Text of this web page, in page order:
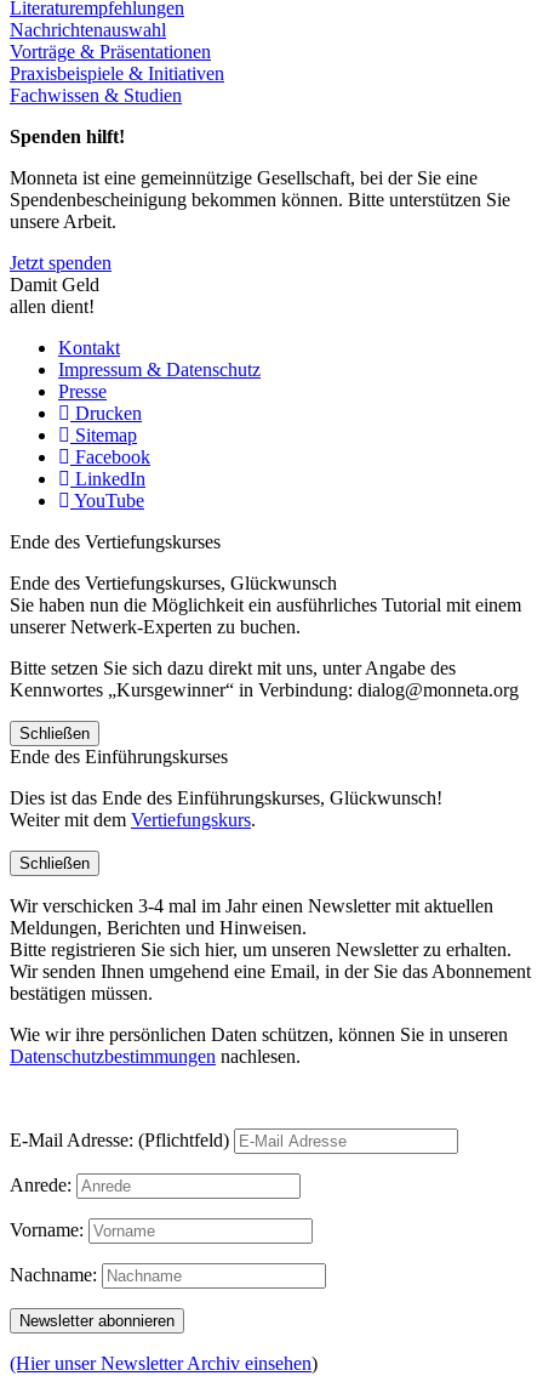
Literaturempfehlungen
Nachrichtenauswahl
Vorträge & Präsentationen
Praxisbeispiele & Initiativen
Fachwissen & Studien
Spenden hilft!
Monneta ist eine gemeinnützige Gesellschaft, bei der Sie eine
Spendenbescheinigung bekommen können. Bitte unterstützen Sie
unsere Arbeit.
Jetzt spenden
Damit Geld
allen dient!
Kontakt
Impressum & Datenschutz
Presse
Drucken
Sitemap
Facebook
LinkedIn
YouTube
Ende des Vertiefungskurses
Ende des Vertiefungskurses, Glückwunsch
Sie haben nun die Möglichkeit ein ausführliches Tutorial mit einem
unserer Netwerk-Experten zu buchen.
Bitte setzen Sie sich dazu direkt mit uns, unter Angabe des
Kennwortes „Kursgewinner“ in Verbindung: dialog@monneta.org
Schließen
Ende des Einführungskurses
Dies ist das Ende des Einführungskurses, Glückwunsch!
Weiter mit dem Vertiefungskurs.
Schließen
Wir verschicken 3-4 mal im Jahr einen Newsletter mit aktuellen
Meldungen, Berichten und Hinweisen.
Bitte registrieren Sie sich hier, um unseren Newsletter zu erhalten.
Wir senden Ihnen umgehend eine Email, in der Sie das Abonnement
bestätigen müssen.
Wie wir ihre persönlichen Daten schützen, können Sie in unseren
Datenschutzbestimmungen nachlesen.
E-Mail Adresse: (Pflichtfeld)
Anrede:
Vorname:
Nachname:
(Hier unser Newsletter Archiv einsehen)